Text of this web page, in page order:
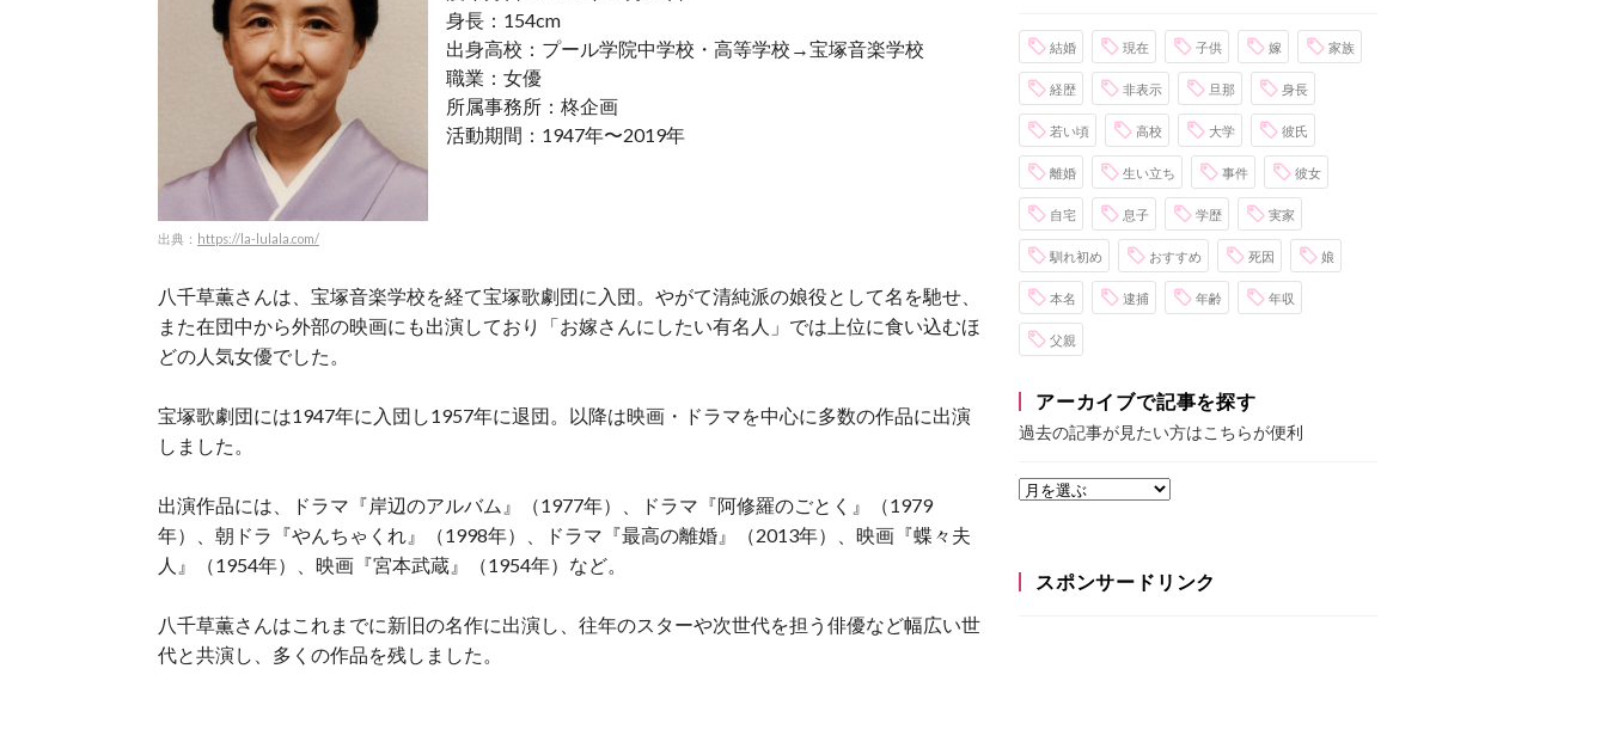
出典： https://la-lulala.com/
身長：154cm
出身高校：プール学院中学校・高等学校→宝塚音楽学校
職業：女優
所属事務所：柊企画
活動期間：1947年〜2019年
八千草薫さんは、宝塚音楽学校を経て宝塚歌劇団に入団。やがて清純派の娘役として名を馳せ、
また在団中から外部の映画にも出演しており「お嫁さんにしたい有名人」では上位に食い込むほ
どの人気女優でした。
宝塚歌劇団には1947年に入団し1957年に退団。以降は映画・ドラマを中心に多数の作品に出演
しました。
出演作品には、ドラマ『岸辺のアルバム』（1977年）、ドラマ『阿修羅のごとく』（1979
年）、朝ドラ『やんちゃくれ』（1998年）、ドラマ『最高の離婚』（2013年）、映画『蝶々夫
人』（1954年）、映画『宮本武蔵』（1954年）など。
八千草薫さんはこれまでに新旧の名作に出演し、往年のスターや次世代を担う俳優など幅広い世
代と共演し、多くの作品を残しました。
結婚 現在 子供 嫁 家族
経歴 非表示 旦那 身長
若い頃 高校 大学 彼氏
離婚 生い立ち 事件 彼女
自宅 息子 学歴 実家
馴れ初め おすすめ 死因 娘
本名 逮捕 年齢 年収
父親
アーカイブで記事を探す
過去の記事が見たい方はこちらが便利
スポンサードリンク